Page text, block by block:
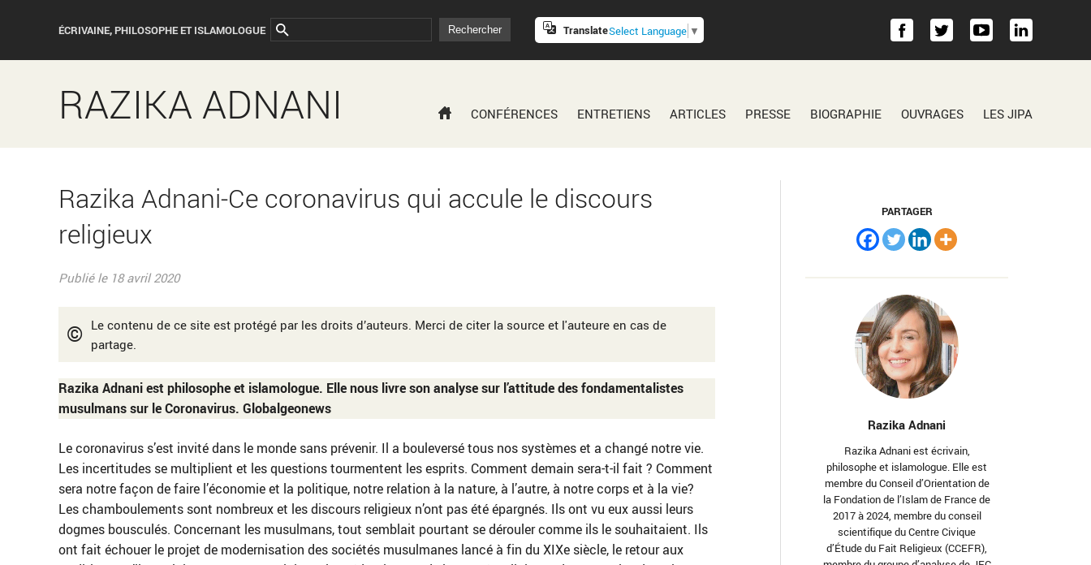
ÉCRIVAINE, PHILOSOPHE ET ISLAMOLOGUE TranslateSelect Language ▼
RAZIKA ADNANI CONFÉRENCES ENTRETIENS ARTICLES PRESSE BIOGRAPHIE OUVRAGES LES JIPA
Razika Adnani-Ce coronavirus qui accule le discours
religieux
Publié le 18 avril 2020
© Le contenu de ce site est protégé par les droits d’auteurs. Merci de citer la source et l'auteure en cas de
partage.
Razika Adnani est philosophe et islamologue. Elle nous livre son analyse sur l’attitude des fondamentalistes
musulmans sur le Coronavirus. Globalgeonews
Le coronavirus s’est invité dans le monde sans prévenir. Il a bouleversé tous nos systèmes et a changé notre vie.
Les incertitudes se multiplient et les questions tourmentent les esprits. Comment demain sera-t-il fait ? Comment
sera notre façon de faire l’économie et la politique, notre relation à la nature, à l’autre, à notre corps et à la vie?
Les chamboulements sont nombreux et les discours religieux n’ont pas été épargnés. Ils ont vu eux aussi leurs
dogmes bousculés. Concernant les musulmans, tout semblait pourtant se dérouler comme ils le souhaitaient. Ils
ont fait échouer le projet de modernisation des sociétés musulmanes lancé à fin du XIXe siècle, le retour aux
PARTAGER
Razika Adnani
Razika Adnani est écrivain,
philosophe et islamologue. Elle est
membre du Conseil d’Orientation de
la Fondation de l’Islam de France de
2017 à 2024, membre du conseil
scientifique du Centre Civique
d’Étude du Fait Religieux (CCEFR),